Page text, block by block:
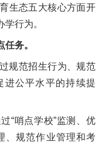
生态五大核心方面开
行为。
任务。
规范招生行为、规范
进公平水平的持续提
“哨点学校”监测、优
、规范作业管理和考